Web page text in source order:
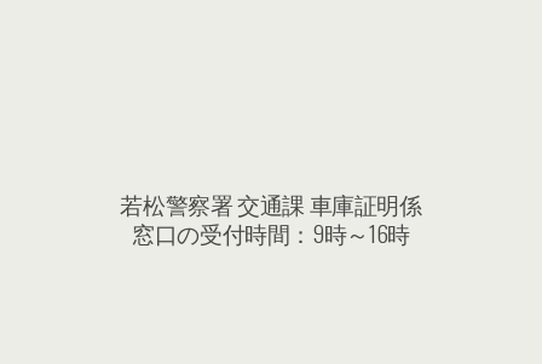
若松警察署 交通課 車庫証明係
窓口の受付時間：9時～16時